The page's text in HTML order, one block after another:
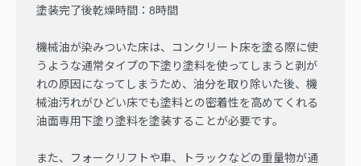
塗装完了後乾燥時間：8時間
機械油が染みついた床は、コンクリート床を塗る際に使
うような通常タイプの下塗り塗料を使ってしまうと剥が
れの原因になってしまうため、油分を取り除いた後、機
械油汚れがひどい床でも塗料との密着性を高めてくれる
油面専用下塗り塗料を塗装することが必要です。
また、フォークリフトや車、トラックなどの重量物が通